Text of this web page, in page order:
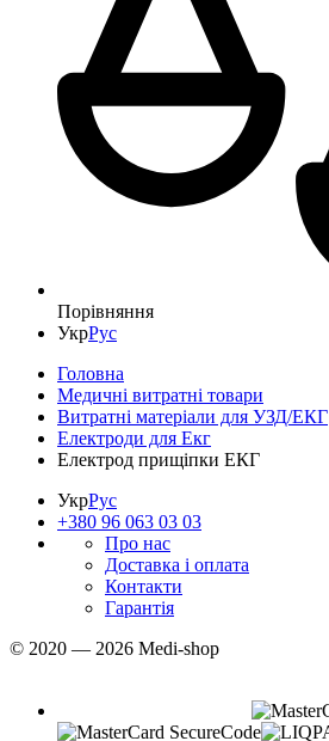
Порівняння
УкрРус
Головна
Медичні витратні товари
Витратні матеріали для УЗД/ЕКГ
Електроди для Екг
Електрод прищіпки ЕКГ
УкрРус
+380 96 063 03 03
Про нас
Доставка і оплата
Контакти
Гарантія
© 2020 — 2026 Medi-shop